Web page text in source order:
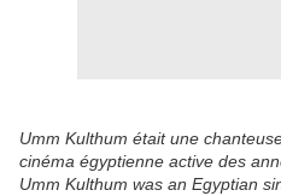
Umm Kulthum était une
cinéma égyptienne active des
Umm Kulthum was an Egyptian